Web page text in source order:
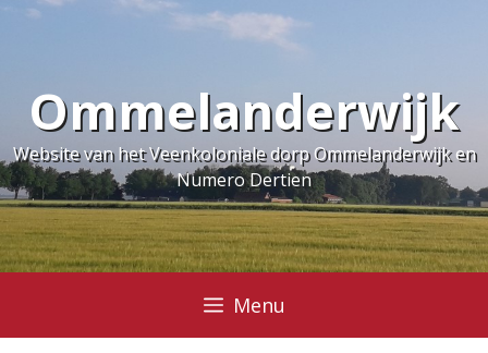
inhoudOmmelanderwijk
Website van het Veenkoloniale dorp Ommelanderwijk en
Numero Dertien
Menu